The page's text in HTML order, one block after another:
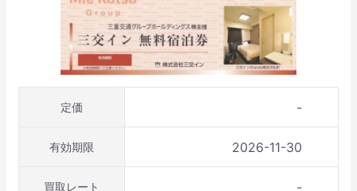
定価 -
有効期限 2026-11-30
買取レート -